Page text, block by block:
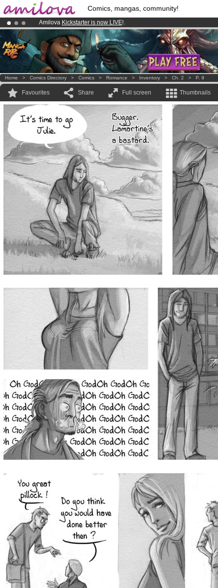
Comics, mangas, community!
Amilova Kickstarter is now LIVE!.
Premium membership from3.95 eurosper month !Get membership
Already 134393membersand 1208 comics & mangas!.
Home > Comics Directory > Comics > Romance > Inventory > Ch. 2 > P. 9
Favourites Share Full screen Thumbnails